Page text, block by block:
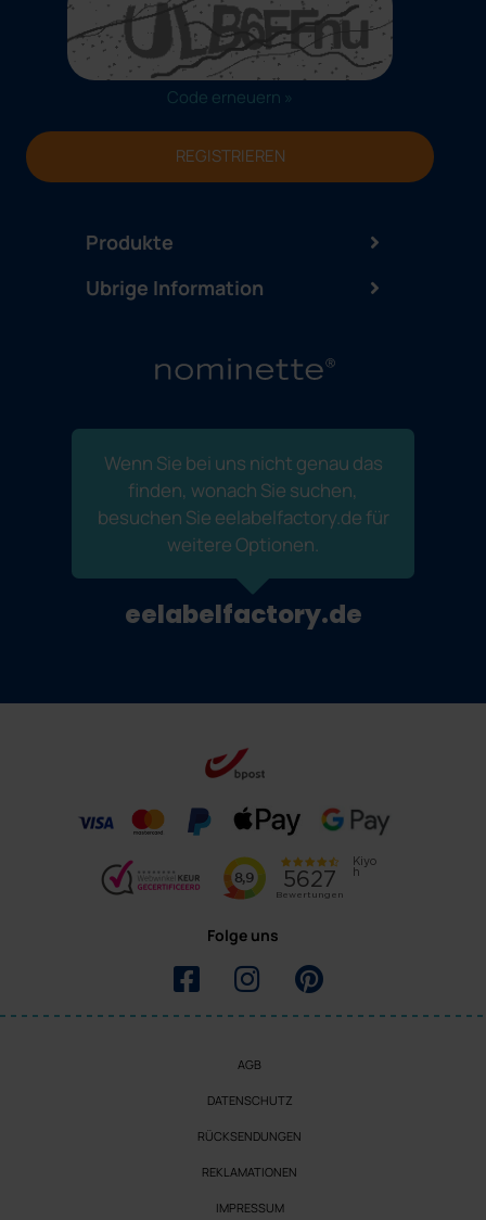
Produkte
Code erneuern »
REGISTRIEREN
Ubrige Information
Wenn Sie bei uns nicht genau das
finden, wonach Sie suchen,
besuchen Sie eelabelfactory.de für
weitere Optionen.
eelabelfactory.de
Folge uns
AGB
DATENSCHUTZ
RÜCKSENDUNGEN
REKLAMATIONEN
IMPRESSUM